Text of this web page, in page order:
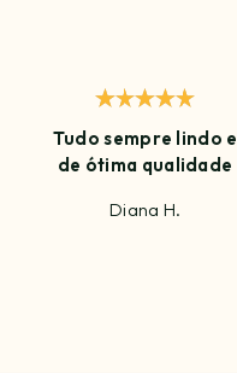
Tudo sempre lindo e
de ótima qualidade
Diana H.